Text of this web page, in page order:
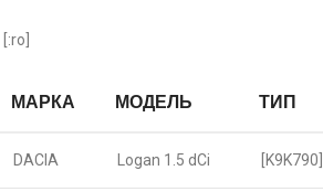
[:ro]
МАРКА МОДЕЛЬ ТИП
DACIA Logan 1.5 dCi [K9K790]